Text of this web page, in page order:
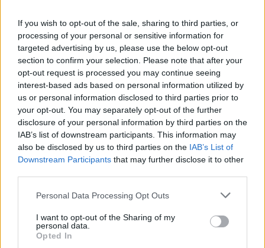
If you wish to opt-out of the sale, sharing to third parties, or
processing of your personal or sensitive information for
targeted advertising by us, please use the below opt-out
section to confirm your selection. Please note that after your
opt-out request is processed you may continue seeing
interest-based ads based on personal information utilized by
us or personal information disclosed to third parties prior to
your opt-out. You may separately opt-out of the further
disclosure of your personal information by third parties on the
IAB’s list of downstream participants. This information may
also be disclosed by us to third parties on the IAB’s List of
Downstream Participants that may further disclose it to other
Please note that this website/app uses one or more Google
not limited to your visit or usage behaviour. You may click to
grant or deny consent to Google and its third-party tags to
use your data for below specified purposes in below Google
Personal Data Processing Opt Outs
I want to opt-out of the Sharing of my
personal data.
Opted In